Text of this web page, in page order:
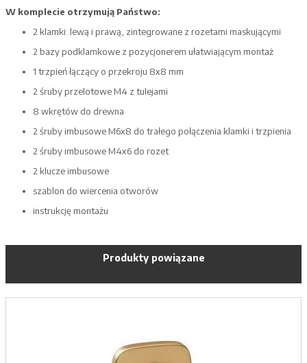
W komplecie otrzymują Państwo:
2 klamki: lewą i prawą, zintegrowane z rozetami maskującymi
2 bazy podklamkowe z pozycjonerem ułatwiającym montaż
1 trzpień łączący o przekroju 8x8 mm
2 śruby przelotowe M4 z tulejami
8 wkrętów do drewna
2 śruby imbusowe M6x8 do trałego połączenia klamki i trzpienia
2 śruby imbusowe M4x6 do rozet
2 klucze imbusowe
szablon do wiercenia otworów
instrukcję montażu
Produkty powiązane